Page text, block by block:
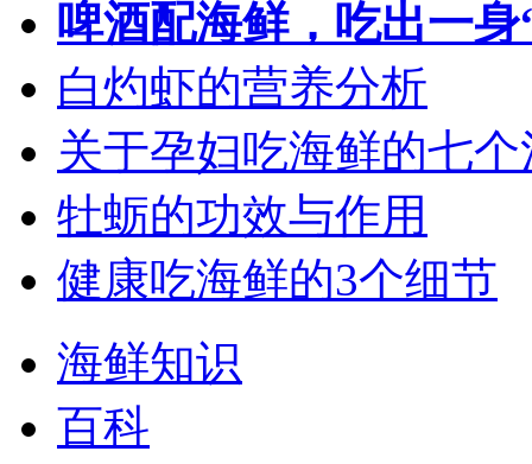
啤酒配海鲜，吃出一身
白灼虾的营养分析
关于孕妇吃海鲜的七
牡蛎的功效与作用
健康吃海鲜的3个细节
海鲜知识
百科